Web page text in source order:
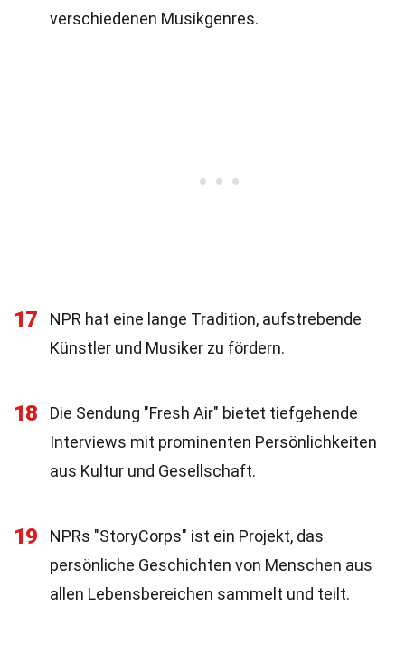
verschiedenen Musikgenres.
17
NPR hat eine lange Tradition, aufstrebende
Künstler und Musiker zu fördern.
18
Die Sendung "Fresh Air" bietet tiefgehende
Interviews mit prominenten Persönlichkeiten
aus Kultur und Gesellschaft.
19
NPRs "StoryCorps" ist ein Projekt, das
persönliche Geschichten von Menschen aus
allen Lebensbereichen sammelt und teilt.